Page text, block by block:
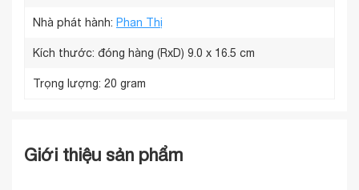
Nhà phát hành: Phan Thị
Kích thước: đóng hàng (RxD) 9.0 x 16.5 cm
Trọng lượng: 20 gram
Giới thiệu sản phẩm